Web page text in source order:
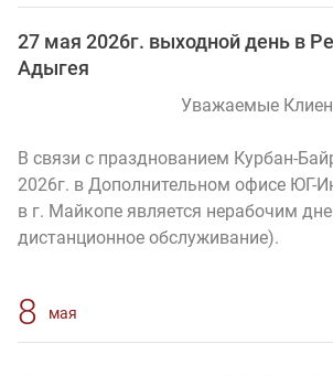
27 мая 2026г. выходной день в
Адыгея
Уважаемые
В связи с празднованием Курбан-
2026г. в Дополнительном офисе ЮГ-
в г. Майкопе является нерабочим
дистанционное обслуживание).
8 мая